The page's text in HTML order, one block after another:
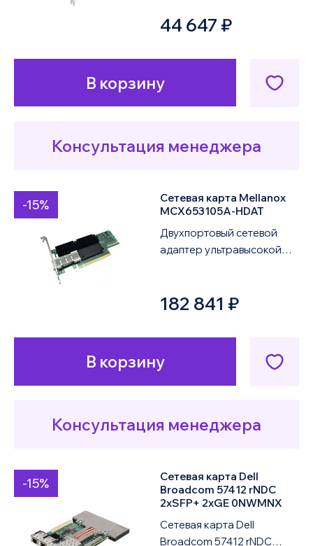
ADAT предста...
44 647 ₽
В корзину
Консультация менеджера
-15%
Сетевая карта Mellanox
MCX653105A-HDAT
Двухпортовый сетевой
адаптер ультравысокой
6 VPI MCX653105A-H...
182 841 ₽
В корзину
Консультация менеджера
-15%
Сетевая карта Dell
Broadcom 57412 rNDC
2xSFP+ 2xGE 0NWMNX
Сетевая карта Dell
Broadcom 57412 rNDC